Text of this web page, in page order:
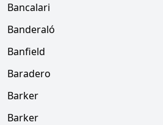
Bancalari
Banderaló
Banfield
Baradero
Barker
Barker